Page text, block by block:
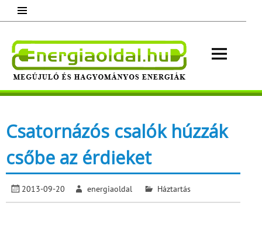
content
Megújuló és hagyományos energiák.
Csatornázós csalók húzzák
csőbe az érdieket
2013-09-20 energiaoldal Háztartás